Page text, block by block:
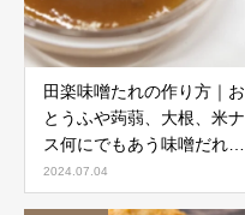
田楽味噌たれの作り方｜お
とうふや蒟蒻、大根、米ナ
ス何にでもあう味噌だれで
す
2024.07.04